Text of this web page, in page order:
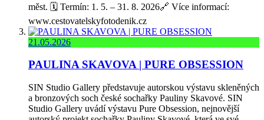
měst. 🗓️ Termín: 1. 5. – 31. 8. 2026🔗 Více informací:
www.cestovatelskyfotodenik.cz
21.05.2026
PAULINA SKAVOVA | PURE OBSESSION
SIN Studio Gallery představuje autorskou výstavu skleněných
a bronzových soch české sochařky Pauliny Skavové. SIN
Studio Gallery uvádí výstavu Pure Obsession, nejnovější